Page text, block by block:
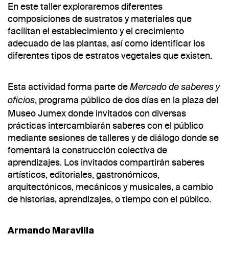
En este taller exploraremos diferentes
composiciones de sustratos y materiales que
facilitan el establecimiento y el crecimiento
adecuado de las plantas, así como identificar los
diferentes tipos de estratos vegetales que existen.
Esta actividad forma parte de Mercado de saberes y
oficios, programa público de dos días en la plaza del
Museo Jumex donde invitados con diversas
prácticas intercambiarán saberes con el público
mediante sesiones de talleres y de diálogo donde se
fomentará la construcción colectiva de
aprendizajes. Los invitados compartirán saberes
artísticos, editoriales, gastronómicos,
arquitectónicos, mecánicos y musicales, a cambio
de historias, aprendizajes, o tiempo con el público.
Armando Maravilla